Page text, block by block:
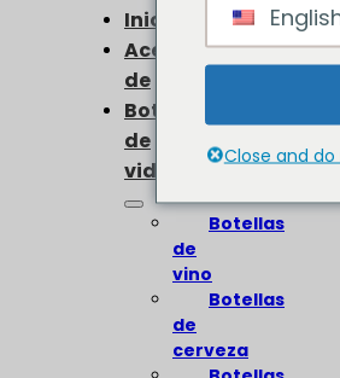
Inicio
Acerca
de
Botellas
de
vidrio
Botellas
de
vino
Botellas
de
cerveza
Close and